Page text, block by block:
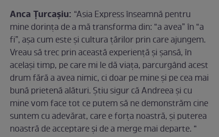
Anca Țurcașiu: “Asia Express înseamnă pentru
mine dorința de a mă transforma din: “a avea” în “a
fi”, așa cum este și cultura țărilor prin care ajungem.
Vreau să trec prin această experiență și șansă, în
același timp, pe care mi le dă viața, parcurgând acest
drum fără a avea nimic, ci doar pe mine și pe cea mai
bună prietenă alături. Știu sigur că Andreea și cu
mine vom face tot ce putem să ne demonstrăm cine
suntem cu adevărat, care e forța noastră, și puterea
noastră de acceptare și de a merge mai departe. “